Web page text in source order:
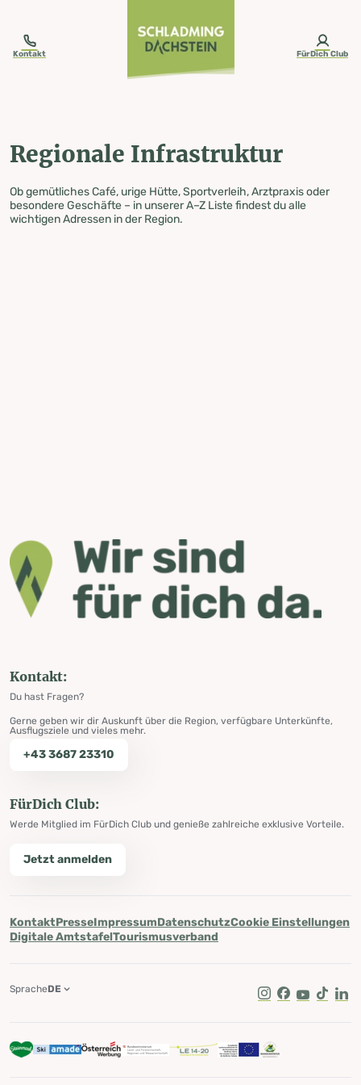
Kontakt FürDich Club
Regionale Infrastruktur
Ob gemütliches Café, urige Hütte, Sportverleih, Arztpraxis oder
besondere Geschäfte – in unserer A–Z Liste findest du alle
wichtigen Adressen in der Region.
Kontakt:
Du hast Fragen?
Gerne geben wir dir Auskunft über die Region, verfügbare Unterkünfte,
Ausflugsziele und vieles mehr.
+43 3687 23310
FürDich Club:
Werde Mitglied im FürDich Club und genieße zahlreiche exklusive Vorteile.
Jetzt anmelden
KontaktPresseImpressumDatenschutzCookie Einstellungen
Digitale AmtstafelTourismusverband
Instagram
Facebook
Youtube
Tik Tok
SpracheDE